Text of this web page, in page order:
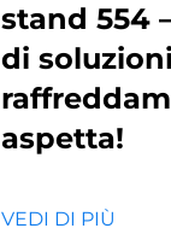
stand 554
di
aspetta!
VEDI DI PIÙ